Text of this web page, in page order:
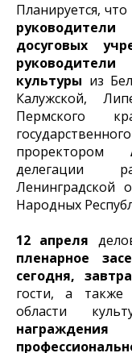
Планируется,
руководители
досуговых
культуры из
Калужской,
Пермского
проректором
делегации
Ленинградской
Народных
12 апреля
пленарное
сегодня,
гости, а также
области